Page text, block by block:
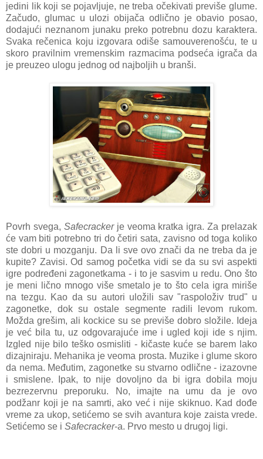
jedini lik koji se pojavljuje, ne treba očekivati previše glume.
Začudo, glumac u ulozi obijača odlično je obavio posao,
dodajući neznanom junaku preko potrebnu dozu karaktera.
Svaka rečenica koju izgovara odiše samouverenošću, te u
skoro pravilnim vremenskim razmacima podseća igrača da
je preuzeo ulogu jednog od najboljih u branši.
Povrh svega, Safecrackerje veoma kratka igra. Za prelazak
će vam biti potrebno tri do četiri sata, zavisno od toga koliko
ste dobri u mozganju. Da li sve ovo znači da ne treba da je
kupite? Zavisi. Od samog početka vidi se da su svi aspekti
igre podređeni zagonetkama - i to je sasvim u redu. Ono što
je meni lično mnogo više smetalo je to što cela igra miriše
na tezgu. Kao da su autori uložili sav "raspoloživ trud" u
zagonetke, dok su ostale segmente radili levom rukom.
Možda grešim, ali kockice su se previše dobro složile. Ideja
je već bila tu, uz odgovarajuće ime i ugled koji ide s njim.
Izgled nije bilo teško osmisliti - kičaste kuće se barem lako
dizajniraju. Mehanika je veoma prosta. Muzike i glume skoro
da nema. Međutim, zagonetke su stvarno odlične - izazovne
i smislene. Ipak, to nije dovoljno da bi igra dobila moju
bezrezervnu preporuku. No, imajte na umu da je ovo
podžanr koji je na samrti, ako već i nije skiknuo. Kad dođe
vreme za ukop, setićemo se svih avantura koje zaista vrede.
Setićemo se i Safecracker-a. Prvo mesto u drugoj ligi.